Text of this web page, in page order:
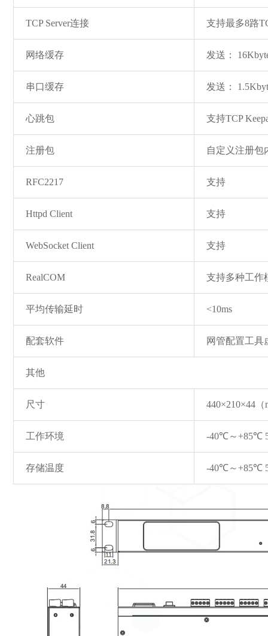
TCP Server连接 支持最多8路
网络缓存 发送：
串口缓存 发送：
心跳包 支持TCP
注册包 自定义注册包
RFC2217 支持
Httpd Client 支持
WebSocket Client 支持
RealCOM 支持多种工作
平均传输延时 <10ms
配套软件 网管配置工具
其他
尺寸 440×210×44（
工作环境 -40℃～+85℃
存储温度 -40℃～+85℃